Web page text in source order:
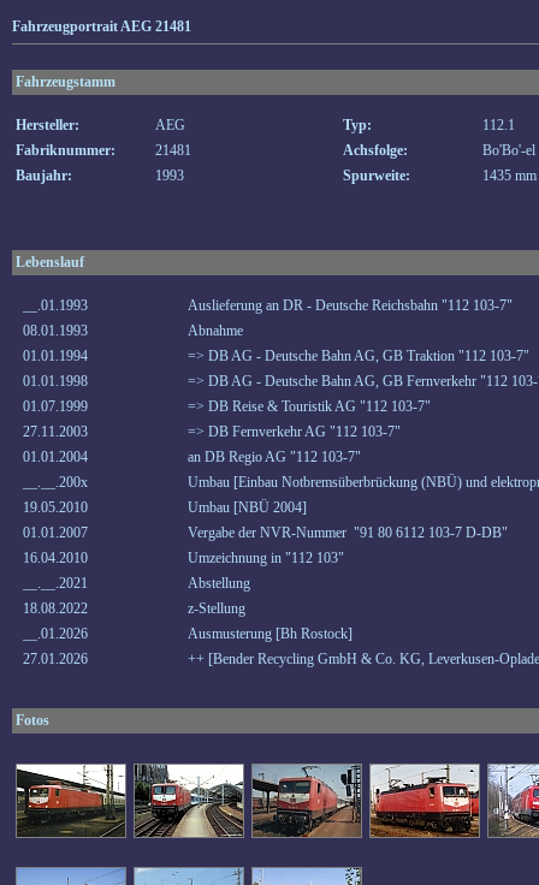
Fahrzeugportrait AEG 21481
Fahrzeugstamm
Hersteller: AEG Typ:
112.1
Fabriknummer:
21481 Achsfolge:
Bo'Bo'-el
Baujahr:
1993 Spurweite: 1435 mm
Lebenslauf
__.01.1993
Auslieferung an DR - Deutsche Reichsbahn "112 103-7"
08.01.1993
Abnahme
01.01.1994
=> DB AG - Deutsche Bahn AG, GB Traktion "112 103-7"
01.01.1998
=> DB AG - Deutsche Bahn AG, GB Fernverkehr "112
01.07.1999
=> DB Reise & Touristik AG "112 103-7"
27.11.2003
=> DB Fernverkehr AG "112 103-7"
01.01.2004
an DB Regio AG "112 103-7"
__.__.200x
Umbau [Einbau Notbremsüberbrückung (NBÜ) und
19.05.2010
Umbau [NBÜ 2004]
01.01.2007
Vergabe der NVR-Nummer "91 80 6112 103-7 D-DB"
16.04.2010
Umzeichnung in "112 103"
__.__.2021
Abstellung
18.08.2022
z-Stellung
__.01.2026
Ausmusterung [Bh Rostock]
27.01.2026
++ [Bender Recycling GmbH & Co. KG, Leverkusen-
Fotos